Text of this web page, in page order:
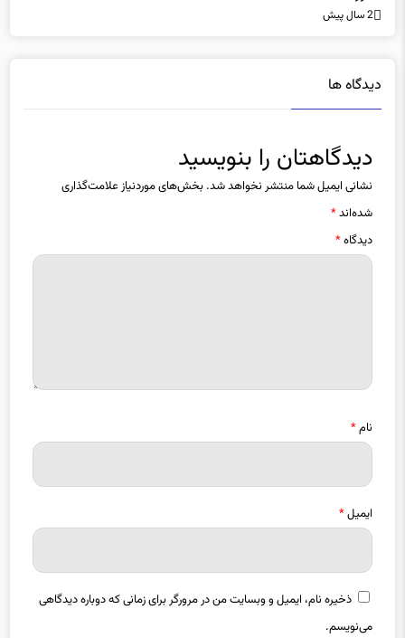
2 سال پیش
دیدگاه ها
دیدگاهتان را بنویسید
نشانی ایمیل شما منتشر نخواهد شد. بخش‌های موردنیاز علامت‌گذاری
شده‌اند*
دیدگاه*
نام*
ایمیل*
ذخیره نام، ایمیل و وبسایت من در مرورگر برای زمانی که دوباره دیدگاهی
می‌نویسم.